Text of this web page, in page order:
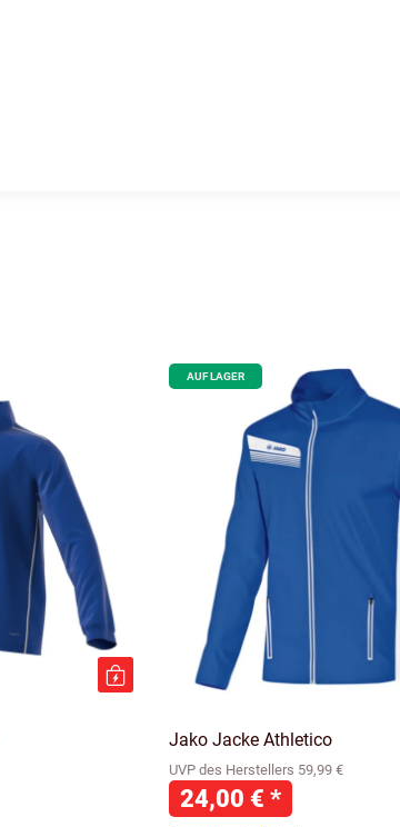
AUF LAGER
Jako Jacke Athletico
UVP des Herstellers 59,99 €
24,00 € *